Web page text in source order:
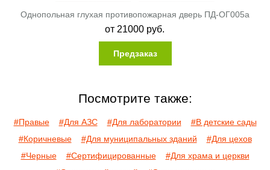
Однопольная глухая противопожарная дверь ПД-ОГ005a
от 21000 руб.
Предзаказ
Посмотрите также:
#Правые #Для АЗС #Для лаборатории
#В детские сады
#Коричневые
#Для муниципальных зданий
#Для цехов
#Черные
#Сертифицированные
#Для храма и церкви